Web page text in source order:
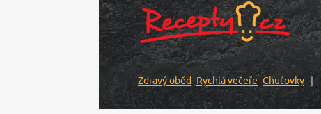
Zdravý oběd Rychlá večeře Chuťovky